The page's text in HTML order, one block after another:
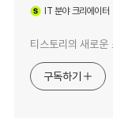
IT 분야 크리에이터
티스토리의 새로운
구독하기